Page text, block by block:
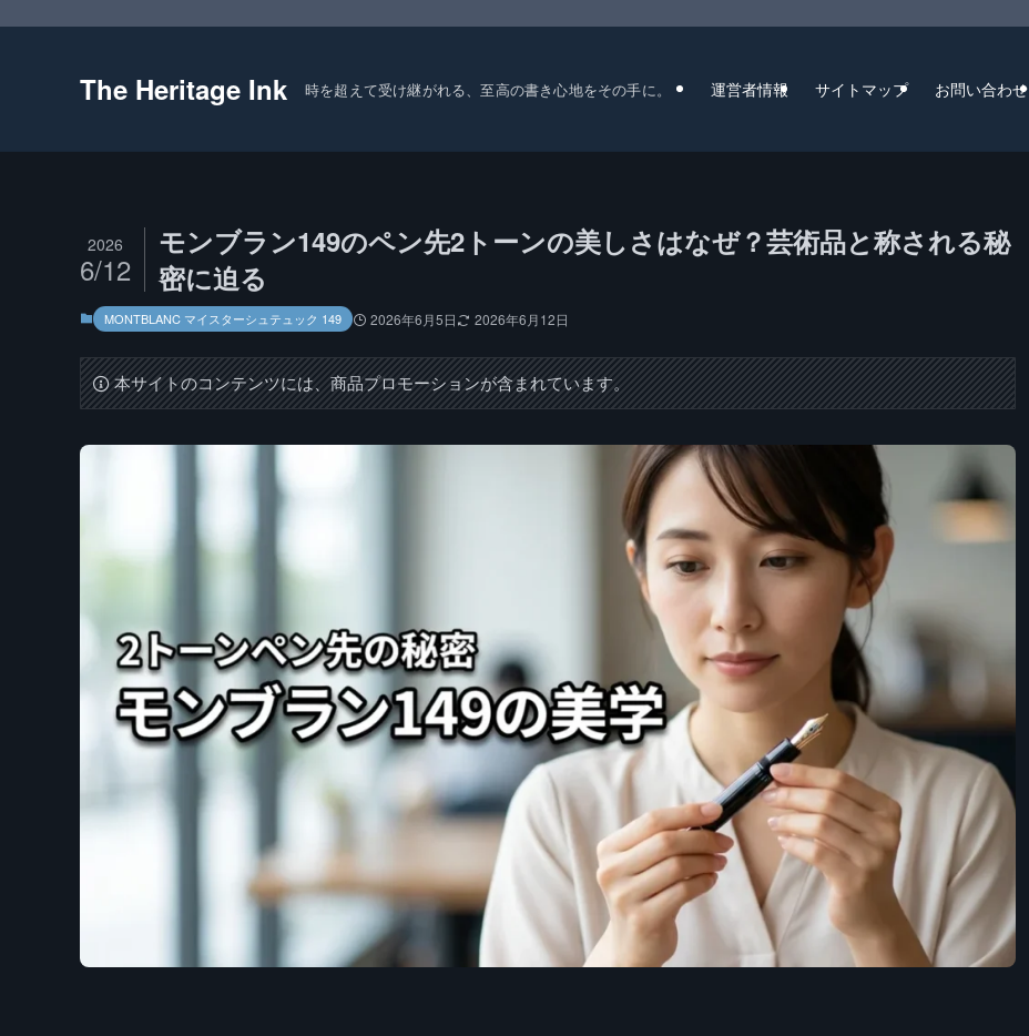
The Heritage Ink 時を超えて受け継がれる、至高の書き心地をその手に。 運営者情報 サイトマップ お問い合わせ
モンブラン149のペン先2トーンの美しさはなぜ？芸術品と称される秘
密に迫る
2026
6/12
MONTBLANC マイスターシュテュック 149 2026年6月5日 2026年6月12日
本サイトのコンテンツには、商品プロモーションが含まれています。